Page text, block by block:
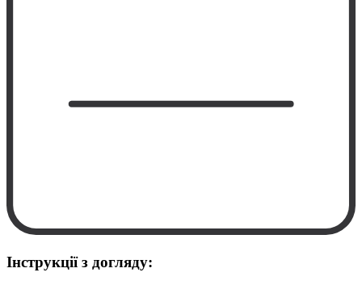
Інструкції з догляду: